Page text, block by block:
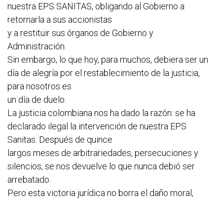
nuestra EPS SANITAS, obligando al Gobierno a
retornarla a sus accionistas
y a restituir sus órganos de Gobierno y
Administración.
Sin embargo, lo que hoy, para muchos, debiera ser un
día de alegría por el restablecimiento de la justicia,
para nosotros es
un día de duelo.
La justicia colombiana nos ha dado la razón: se ha
declarado ilegal la intervención de nuestra EPS
Sanitas. Después de quince
largos meses de arbitrariedades, persecuciones y
silencios, se nos devuelve lo que nunca debió ser
arrebatado.
Pero esta victoria jurídica no borra el daño moral,